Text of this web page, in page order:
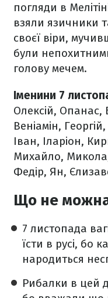
погляди в
взяли язичники
своєї віри,
були
голову мечем.
Іменини 7
Олексій, Опанас,
Веніамін,
Іван, Іларіон,
Михайло,
Федір, Ян,
Що не
7 листопада
їсти в русі, бо
народиться
Рибалки в цей